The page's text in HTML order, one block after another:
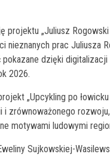
projektu „Juliusz
nieznanych prac Juliusza
dzięki digitalizacji
2026.
„Upcykling po
rozwoju,
motywami ludowymi
Sujkowskiej-